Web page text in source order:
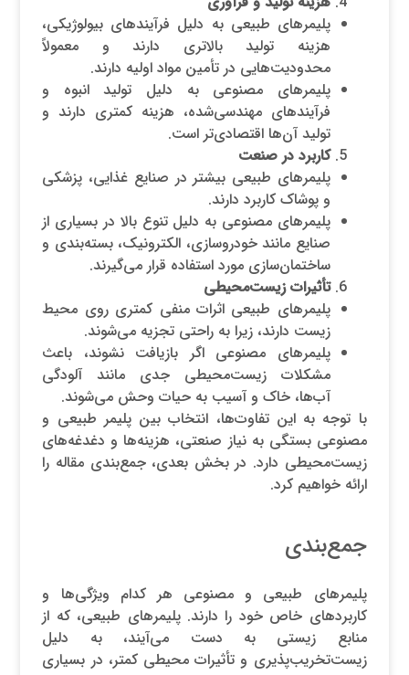
پلیمرهای طبیعی به دلیل فرآیندهای بیولوژیکی،
هزینه تولید بالاتری دارند و معمولاً
محدودیت‌هایی در تأمین مواد اولیه دارند.
پلیمرهای مصنوعی به دلیل تولید انبوه و
فرآیندهای مهندسی‌شده، هزینه کمتری دارند و
تولید آن‌ها اقتصادی‌تر است.
کاربرد در صنعت
پلیمرهای طبیعی بیشتر در صنایع غذایی، پزشکی
و پوشاک کاربرد دارند.
پلیمرهای مصنوعی به دلیل تنوع بالا در بسیاری از
صنایع مانند خودروسازی، الکترونیک، بسته‌بندی و
ساختمان‌سازی مورد استفاده قرار می‌گیرند.
تأثیرات زیست‌محیطی
پلیمرهای طبیعی اثرات منفی کمتری روی محیط
زیست دارند، زیرا به راحتی تجزیه می‌شوند.
پلیمرهای مصنوعی اگر بازیافت نشوند، باعث
مشکلات زیست‌محیطی جدی مانند آلودگی
آب‌ها، خاک و آسیب به حیات وحش می‌شوند.
با توجه به این تفاوت‌ها، انتخاب بین پلیمر طبیعی و
مصنوعی بستگی به نیاز صنعتی، هزینه‌ها و دغدغه‌های
زیست‌محیطی دارد. در بخش بعدی، جمع‌بندی مقاله را
ارائه خواهیم کرد.
جمع‌بندی
پلیمرهای طبیعی و مصنوعی هر کدام ویژگی‌ها و
کاربردهای خاص خود را دارند. پلیمرهای طبیعی، که از
منابع زیستی به دست می‌آیند، به دلیل
زیست‌تخریب‌پذیری و تأثیرات محیطی کمتر، در بسیاری